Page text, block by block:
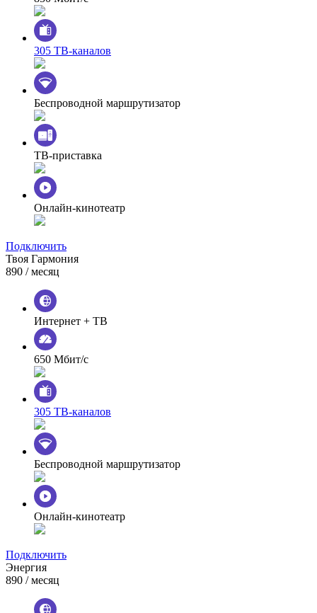
305 ТВ-каналов
Беспроводной маршрутизатор
ТВ-приставка
Онлайн-кинотеатр
Подключить
Твоя Гармония
890 / месяц
Интернет + ТВ
650 Мбит/с
305 ТВ-каналов
Беспроводной маршрутизатор
Онлайн-кинотеатр
Подключить
Энергия
890 / месяц